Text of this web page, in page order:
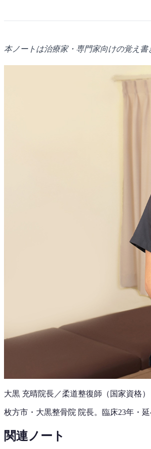
本ノートは治療家・専門家向けの覚え
大黒 充晴院長／柔道整復師（国家資格）
枚方市・大黒整骨院 院長。 臨床23年 ・
関連ノート